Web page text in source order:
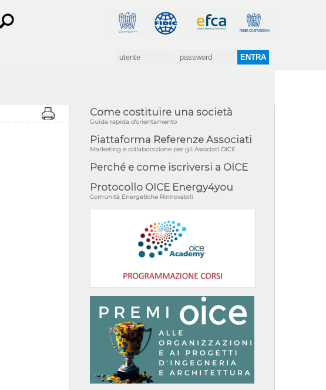
Come costituire una società
Guida rapida d'orientamento
Piattaforma Referenze Associati
Marketing e collaborazione per gli Associati OICE
Perché e come iscriversi a OICE
Protocollo OICE Energy4you
Comunità Energetiche Rinnovabili